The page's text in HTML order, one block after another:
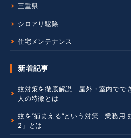
三重県
シロアリ駆除
住宅メンテナンス
新着記事
蚊対策を徹底解説｜屋外・室内でで
人の特徴とは
蚊を“捕まえる”という対策｜業務用
2」とは